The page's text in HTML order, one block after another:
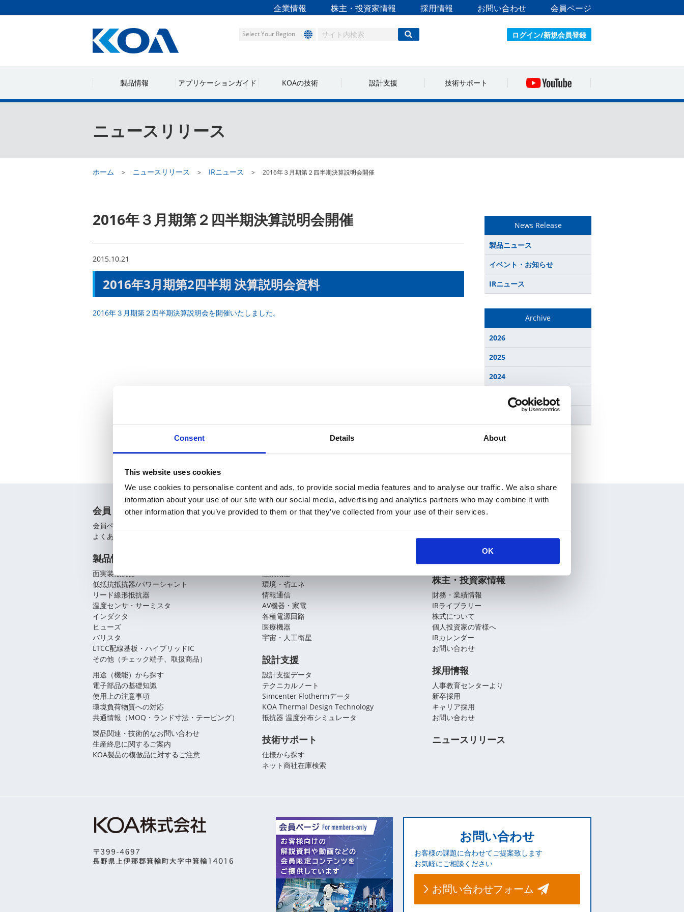
Consent Details About
This website uses cookies
We use cookies to personalise content and ads, to provide social media features and to analyse our traffic. We also share
information about your use of our site with our social media, advertising and analytics partners who may combine it with
other information that you’ve provided to them or that they’ve collected from your use of their services.
OK
企業情報 株主・投資家情報 採用情報 お問い合わせ 会員ページ
ログイン/新規会員登録
Select Your Region
製品情報 アプリケーションガイド KOAの技術 設計支援 技術サポート
ニュースリリース
ホーム ニュースリリース IRニュース 2016年３月期第２四半期決算説明会開催
2016年３月期第２四半期決算説明会開催
2015.10.21
2016年3月期第2四半期 決算説明会資料
2016年３月期第２四半期決算説明会を開催いたしました。
News Release
製品ニュース
イベント・お知らせ
IRニュース
Archive
2026
2025
2024
会員
会員ページ
よくあるご質問（FAQ）
製品情報
面実装抵抗器
低抵抗抵抗器/パワーシャント
リード線形抵抗器
温度センサ・サーミスタ
インダクタ
ヒューズ
バリスタ
LTCC配線基板・ハイブリッドIC
その他（チェック端子、取扱商品）
用途（機能）から探す
電子部品の基礎知識
使用上の注意事項
環境負荷物質への対応
共通情報（MOQ・ランド寸法・テーピング）
製品関連・技術的なお問い合わせ
生産終息に関するご案内
KOA製品の模倣品に対するご注意
KOAの技術
産業機器
環境・省エネ
情報通信
AV機器・家電
各種電源回路
医療機器
宇宙・人工衛星
設計支援
設計支援データ
テクニカルノート
Simcenter Flothermデータ
KOA Thermal Design Technology
抵抗器 温度分布シミュレータ
技術サポート
仕様から探す
ネット商社在庫検索
企業情報
役員紹介
株主・投資家情報
財務・業績情報
IRライブラリー
株式について
個人投資家の皆様へ
IRカレンダー
お問い合わせ
採用情報
人事教育センターより
新卒採用
キャリア採用
お問い合わせ
ニュースリリース
お問い合わせ
お客様の課題に合わせてご提案致します
お気軽にご相談ください
お問い合わせフォーム